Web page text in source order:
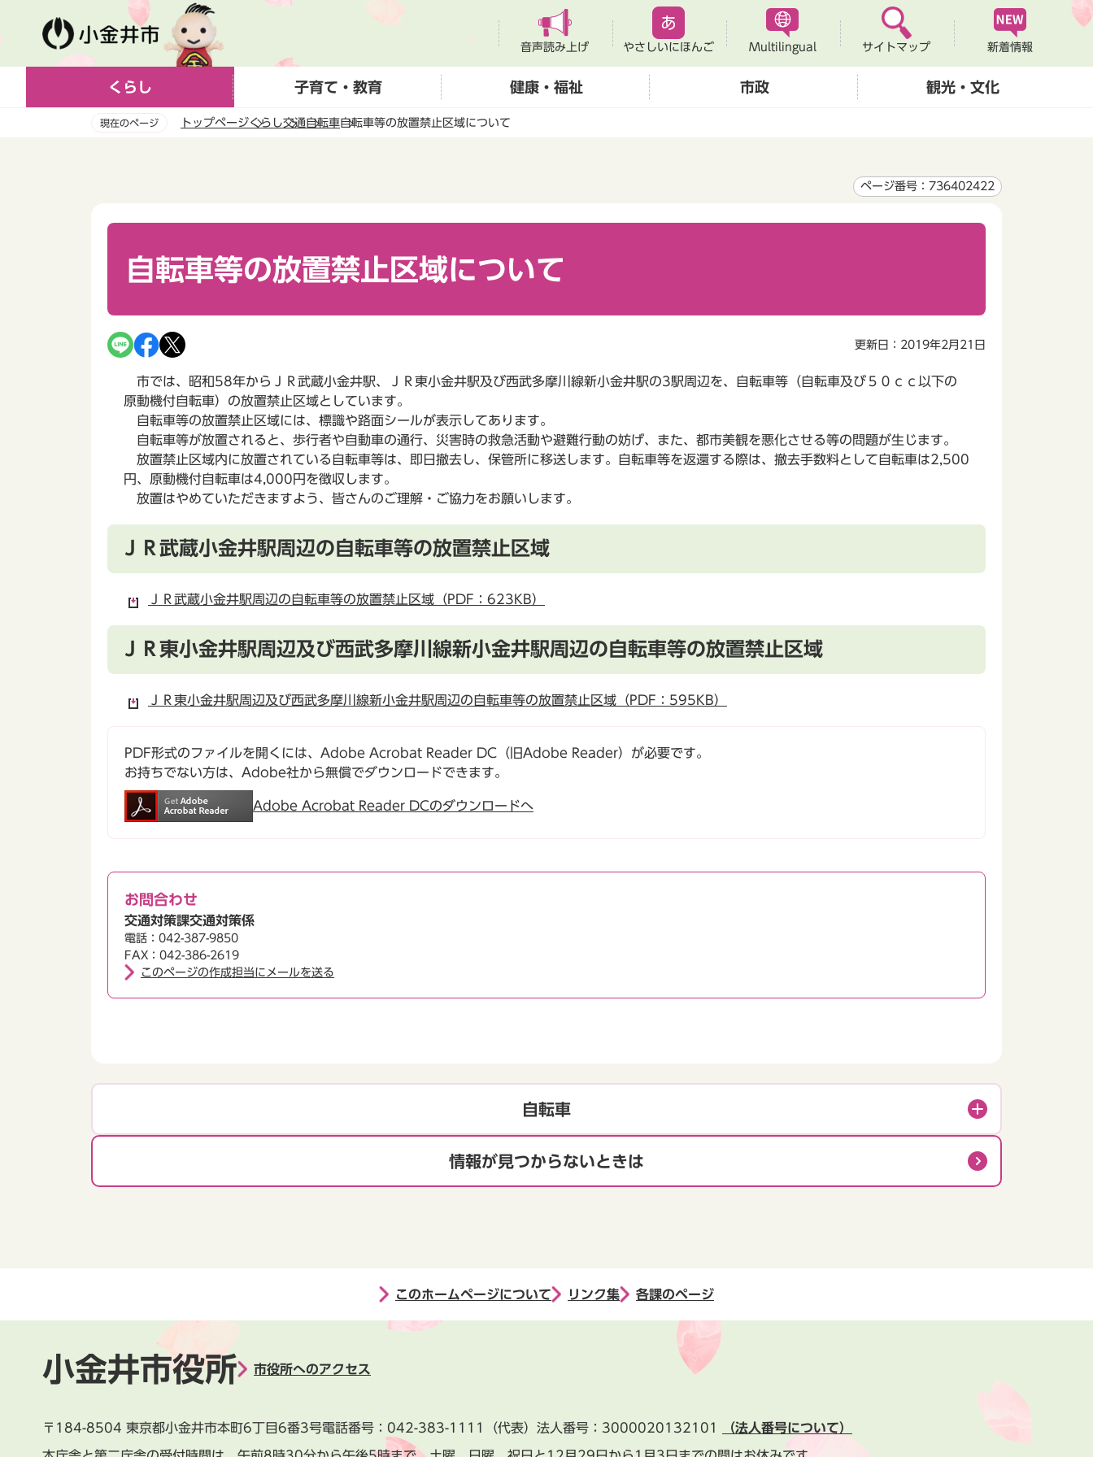
ー
音声読み上げ やさしいにほんご Multilingual サイトマップ 新着情報
くらし 子育て・教育 健康・福祉 市政 観光・文化
現在のページ トップページくらし交通 自転車自転車等の放置禁止区域について
ページ番号：736402422
自転車等の放置禁止区域について
更新日：2019年2月21日
市では、昭和58年からＪＲ武蔵小金井駅、ＪＲ東小金井駅及び西武多摩川線新小金井駅の3駅周辺を、自転車等（自転車及び５０ｃｃ以下の
原動機付自転車）の放置禁止区域としています。
自転車等の放置禁止区域には、標識や路面シールが表示してあります。
自転車等が放置されると、歩行者や自動車の通行、災害時の救急活動や避難行動の妨げ、また、都市美観を悪化させる等の問題が生じます。
放置禁止区域内に放置されている自転車等は、即日撤去し、保管所に移送します。自転車等を返還する際は、撤去手数料として自転車は2,500
円、原動機付自転車は4,000円を徴収します。
放置はやめていただきますよう、皆さんのご理解・ご協力をお願いします。
ＪＲ武蔵小金井駅周辺の自転車等の放置禁止区域
ＪＲ武蔵小金井駅周辺の自転車等の放置禁止区域（PDF：623KB）
ＪＲ東小金井駅周辺及び西武多摩川線新小金井駅周辺の自転車等の放置禁止区域
ＪＲ東小金井駅周辺及び西武多摩川線新小金井駅周辺の自転車等の放置禁止区域（PDF：595KB）
PDF形式のファイルを開くには、Adobe Acrobat Reader DC（旧Adobe Reader）が必要です。
お持ちでない方は、Adobe社から無償でダウンロードできます。
Adobe Acrobat Reader DCのダウンロードへ
お問合わせ
交通対策課交通対策係
電話：042-387-9850
FAX：042-386-2619
このページの作成担当にメールを送る
自転車
情報が見つからないときは
このホームページについて リンク集 各課のページ
小金井市役所 市役所へのアクセス
〒184-8504 東京都小金井市本町6丁目6番3号電話番号： 042-383-1111 （代表） 法人番号：3000020132101 （法人番号について）